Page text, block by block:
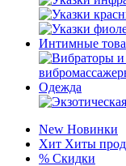
Интимные
Одежда
New Новинки
Хит Хиты
% Скидки